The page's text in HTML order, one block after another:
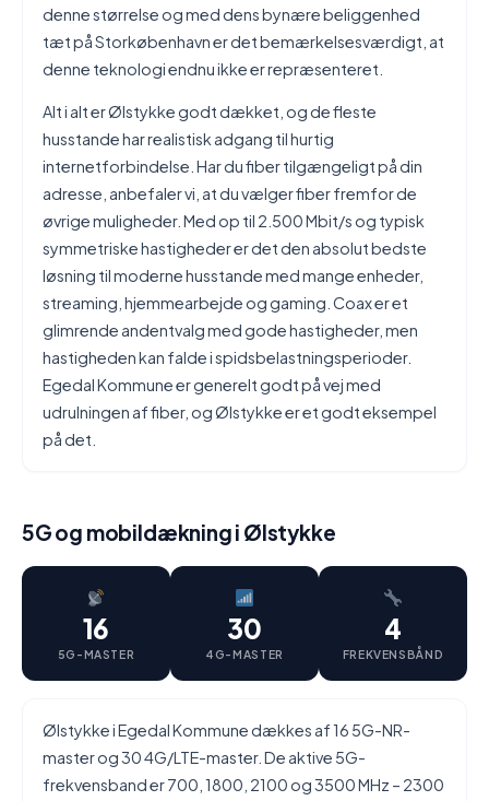
denne størrelse og med dens bynære beliggenhed
tæt på Storkøbenhavn er det bemærkelsesværdigt, at
denne teknologi endnu ikke er repræsenteret.
Alt i alt er Ølstykke godt dækket, og de fleste
husstande har realistisk adgang til hurtig
internetforbindelse. Har du fiber tilgængeligt på din
adresse, anbefaler vi, at du vælger fiber fremfor de
øvrige muligheder. Med op til 2.500 Mbit/s og typisk
symmetriske hastigheder er det den absolut bedste
løsning til moderne husstande med mange enheder,
streaming, hjemmearbejde og gaming. Coax er et
glimrende andentvalg med gode hastigheder, men
hastigheden kan falde i spidsbelastningsperioder.
Egedal Kommune er generelt godt på vej med
udrulningen af fiber, og Ølstykke er et godt eksempel
på det.
5G og mobildækning i Ølstykke
16
5G-MASTER
30
4G-MASTER
4
FREKVENSBÅND
Ølstykke i Egedal Kommune dækkes af 16 5G-NR-
master og 30 4G/LTE-master. De aktive 5G-
frekvensband er 700, 1800, 2100 og 3500 MHz – 2300